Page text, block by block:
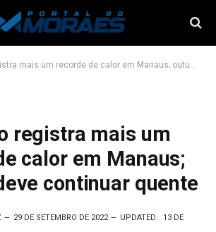
um recorde de calor em Manaus; outubro deve continuar quente
registra mais um
calor em Manaus;
continuar quente
29 DE SETEMBRO DE 2022 UPDATED: 13 DE